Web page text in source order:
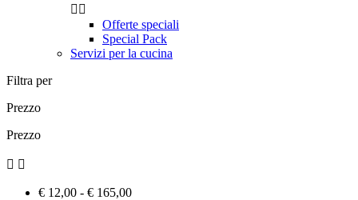
 
Offerte speciali
Special Pack
Servizi per la cucina
Filtra per
Prezzo
Prezzo
 
€ 12,00 - € 165,00